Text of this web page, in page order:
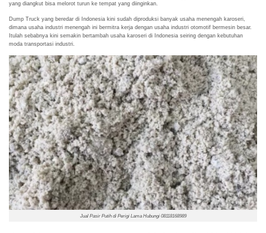
yang diangkut bisa melorot turun ke tempat yang diinginkan.
Dump Truck yang beredar di Indonesia kini sudah diproduksi banyak usaha menengah karoseri,
dimana usaha industri menengah ini bermitra kerja dengan usaha industri otomotif bermesin besar.
Itulah sebabnya kini semakin bertambah usaha karoseri di Indonesia seiring dengan kebutuhan
moda transportasi industri.
Jual Pasir Putih di Perigi Lama Hubungi 08118168989